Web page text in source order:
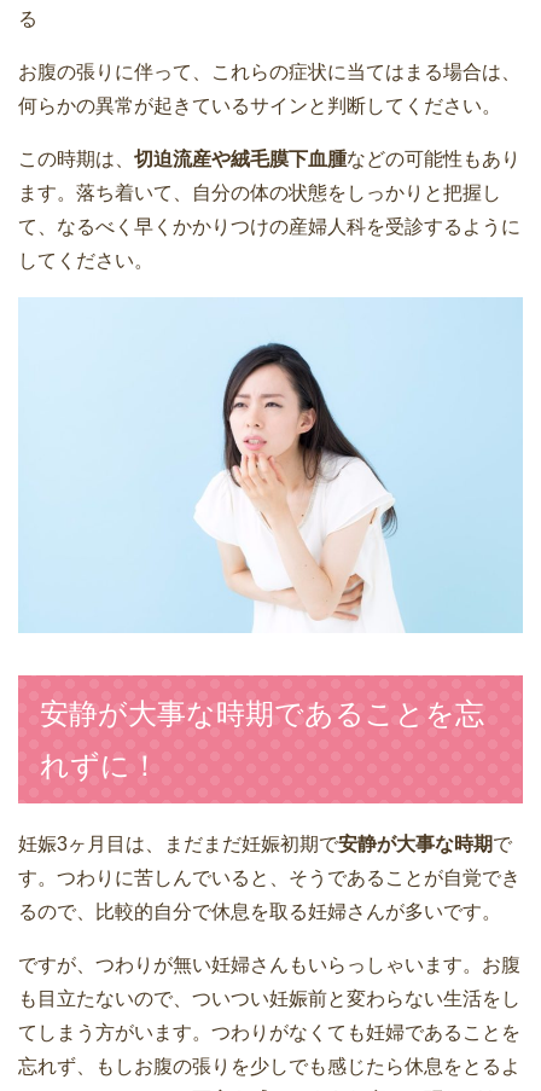
る
お腹の張りに伴って、これらの症状に当てはまる場合は、
何らかの異常が起きているサインと判断してください。
この時期は、 切迫流産や絨毛膜下血腫などの可能性もあり
ます。落ち着いて、自分の体の状態をしっかりと把握し
て、なるべく早くかかりつけの産婦人科を受診するように
してください。
安静が大事な時期であることを忘
れずに！
妊娠3ヶ月目は、まだまだ妊娠初期で安静が大事な時期で
す。つわりに苦しんでいると、そうであることが自覚でき
るので、比較的自分で休息を取る妊婦さんが多いです。
ですが、つわりが無い妊婦さんもいらっしゃいます。お腹
も目立たないので、ついつい妊娠前と変わらない生活をし
てしまう方がいます。つわりがなくても妊婦であることを
忘れず、もしお腹の張りを少しでも感じたら休息をとるよ